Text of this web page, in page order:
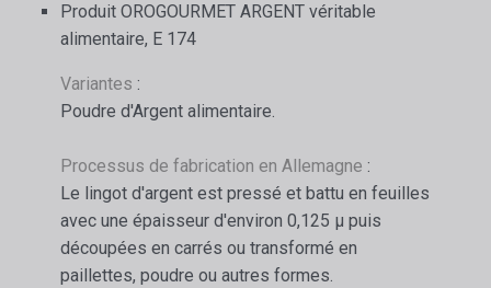
Produit OROGOURMET ARGENT véritable
alimentaire, E 174
Variantes :
Poudre d'Argent alimentaire.
Processus de fabrication en Allemagne :
Le lingot d'argent est pressé et battu en feuilles
avec une épaisseur d'environ 0,125 µ puis
découpées en carrés ou transformé en
paillettes, poudre ou autres formes.